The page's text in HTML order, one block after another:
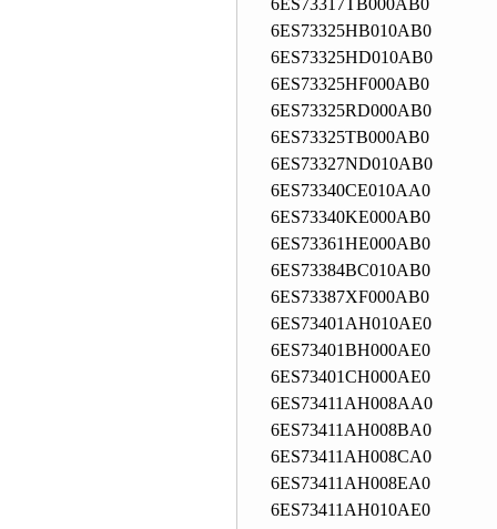
6ES73317TB000AB0
6ES73325HB010AB0
6ES73325HD010AB0
6ES73325HF000AB0
6ES73325RD000AB0
6ES73325TB000AB0
6ES73327ND010AB0
6ES73340CE010AA0
6ES73340KE000AB0
6ES73361HE000AB0
6ES73384BC010AB0
6ES73387XF000AB0
6ES73401AH010AE0
6ES73401BH000AE0
6ES73401CH000AE0
6ES73411AH008AA0
6ES73411AH008BA0
6ES73411AH008CA0
6ES73411AH008EA0
6ES73411AH010AE0